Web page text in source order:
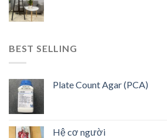
BEST SELLING
Plate Count Agar (PCA)
Hệ cơ người